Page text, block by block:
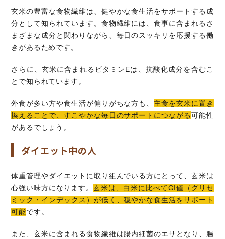
玄米の豊富な食物繊維は、健やかな食生活をサポートする成
分として知られています。食物繊維には、食事に含まれるさ
まざまな成分と関わりながら、毎日のスッキリを応援する働
きがあるためです。
さらに、玄米に含まれるビタミンEは、抗酸化成分を含むこ
とで知られています。
外食が多い方や食生活が偏りがちな方も、 主食を玄米に置き
換えることで、すこやかな毎日のサポートにつながる可能性
があるでしょう。
ダイエット中の人
体重管理やダイエットに取り組んでいる方にとって、玄米は
心強い味方になります。 玄米は、白米に比べてGI値（グリセ
ミック・インデックス）が低く、穏やかな食生活をサポート
可能です。
また、玄米に含まれる食物繊維は腸内細菌のエサとなり、腸